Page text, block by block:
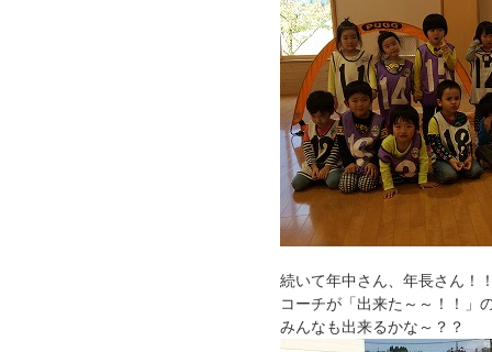
続いて年中さん、年長さん！
コーチが「出来た～～！！」
みんなも出来るかな～？？